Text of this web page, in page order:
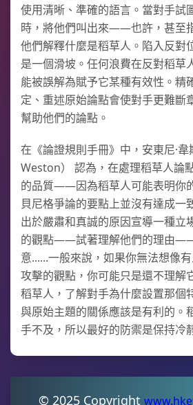
使用清晰、準確的語言。當對手試
時，將他們叫出來——也許，甚
他們解釋什麼是稻草人。陷入反對
是一個滑坡。任何浪費在反對稻草
能被誤解為賦予它某種有效性。精
定、重述原始論點會使對手更難斷
幫助他們的論點。
在《論證規則手冊》中，安東尼·
Weston） 認為，在處理稻草人論
的品質——因為稻草人可能表明你
貝尼格爭論的要點上並沒有達成一
出於嚴肅和真誠的原因宣導一種立
的觀點——試著理解他們的理由
意......一般來說，如果你無法想像
攻擊的觀點，你可能只是還不理解
稻草人，了解對手為什麼設置那個
與原始主題的關係應該是有利的。
手不及，所以最好的防禦是保持冷
© 2025 Copyright